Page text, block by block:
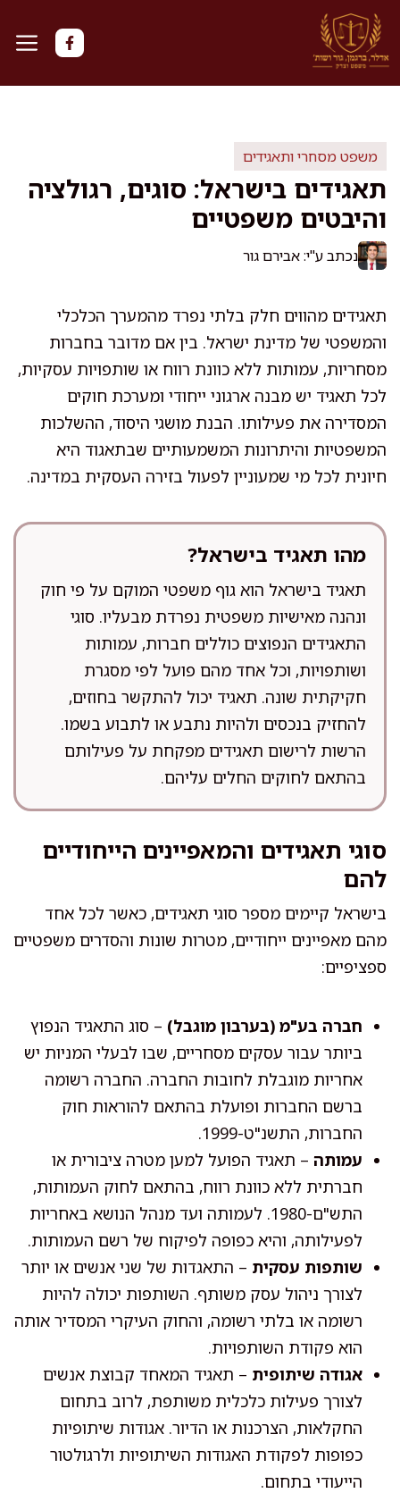
לדלג
לתוכן
משפט מסחרי ותאגידים
תאגידים בישראל: סוגים, רגולציה
והיבטים משפטיים
נכתב ע"י: אבירם גור
תאגידים מהווים חלק בלתי נפרד מהמערך הכלכלי
והמשפטי של מדינת ישראל. בין אם מדובר בחברות
מסחריות, עמותות ללא כוונת רווח או שותפויות עסקיות,
לכל תאגיד יש מבנה ארגוני ייחודי ומערכת חוקים
המסדירה את פעילותו. הבנת מושגי היסוד, ההשלכות
המשפטיות והיתרונות המשמעותיים שבתאגוד היא
חיונית לכל מי שמעוניין לפעול בזירה העסקית במדינה.
מהו תאגיד בישראל?
תאגיד בישראל הוא גוף משפטי המוקם על פי חוק
ונהנה מאישיות משפטית נפרדת מבעליו. סוגי
התאגידים הנפוצים כוללים חברות, עמותות
ושותפויות, וכל אחד מהם פועל לפי מסגרת
חקיקתית שונה. תאגיד יכול להתקשר בחוזים,
להחזיק בנכסים ולהיות נתבע או לתבוע בשמו.
הרשות לרישום תאגידים מפקחת על פעילותם
בהתאם לחוקים החלים עליהם.
סוגי תאגידים והמאפיינים הייחודיים
להם
בישראל קיימים מספר סוגי תאגידים, כאשר לכל אחד
מהם מאפיינים ייחודיים, מטרות שונות והסדרים משפטיים
ספציפיים:
חברה בע"מ (בערבון מוגבל) – סוג התאגיד הנפוץ
ביותר עבור עסקים מסחריים, שבו לבעלי המניות יש
אחריות מוגבלת לחובות החברה. החברה רשומה
ברשם החברות ופועלת בהתאם להוראות חוק
החברות, התשנ"ט-1999.
עמותה – תאגיד הפועל למען מטרה ציבורית או
חברתית ללא כוונת רווח, בהתאם לחוק העמותות,
התש"ם-1980. לעמותה ועד מנהל הנושא באחריות
לפעילותה, והיא כפופה לפיקוח של רשם העמותות.
שותפות עסקית – התאגדות של שני אנשים או יותר
לצורך ניהול עסק משותף. השותפות יכולה להיות
רשומה או בלתי רשומה, והחוק העיקרי המסדיר אותה
הוא פקודת השותפויות.
אגודה שיתופית – תאגיד המאחד קבוצת אנשים
לצורך פעילות כלכלית משותפת, לרוב בתחום
החקלאות, הצרכנות או הדיור. אגודות שיתופיות
כפופות לפקודת האגודות השיתופיות ולרגולטור
הייעודי בתחום.